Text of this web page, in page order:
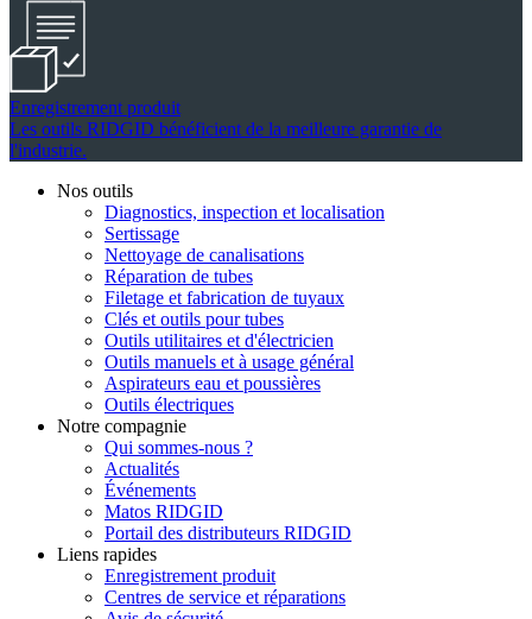
Enregistrement produit
Les outils RIDGID bénéficient de la meilleure garantie de
l'industrie.
Nos outils
Diagnostics, inspection et localisation
Sertissage
Nettoyage de canalisations
Réparation de tubes
Filetage et fabrication de tuyaux
Clés et outils pour tubes
Outils utilitaires et d'électricien
Outils manuels et à usage général
Aspirateurs eau et poussières
Outils électriques
Notre compagnie
Qui sommes-nous ?
Actualités
Événements
Matos RIDGID
Portail des distributeurs RIDGID
Liens rapides
Enregistrement produit
Centres de service et réparations